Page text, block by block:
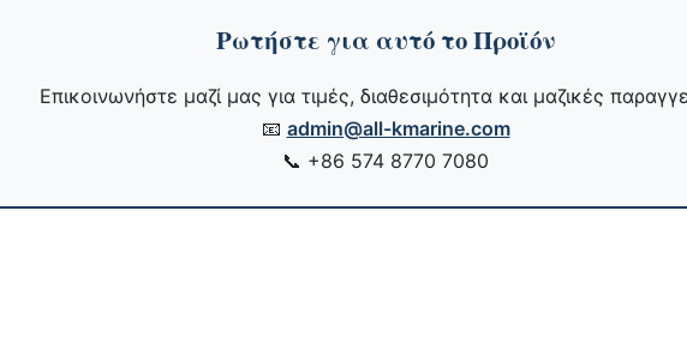
Ρωτήστε για αυτό το Προϊόν
Επικοινωνήστε μαζί μας για τιμές, διαθεσιμότητα και μαζικές
📧 admin@all-kmarine.com
📞 +86 574 8770 7080